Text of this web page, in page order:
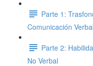
Parte 1:
Comunicación
Parte 2:
No Verbal